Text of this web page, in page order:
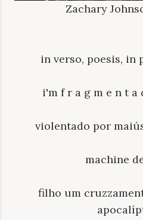
Zachary
in verso, poesis, in
i'm f r a g m e n t
violentado por
machine
filho um